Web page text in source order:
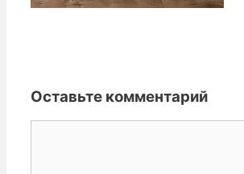
Оставьте комментарий